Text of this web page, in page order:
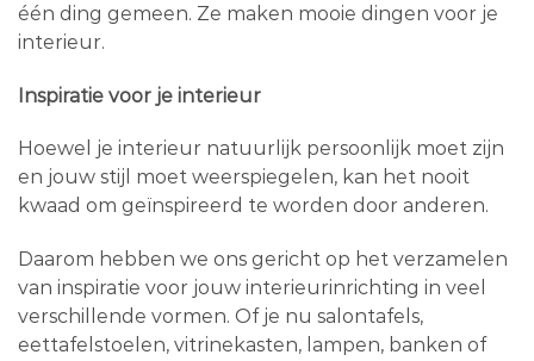
één ding gemeen. Ze maken mooie dingen voor je
interieur.
Inspiratie voor je interieur
Hoewel je interieur natuurlijk persoonlijk moet zijn
en jouw stijl moet weerspiegelen, kan het nooit
kwaad om geïnspireerd te worden door anderen.
Daarom hebben we ons gericht op het verzamelen
van inspiratie voor jouw interieurinrichting in veel
verschillende vormen. Of je nu salontafels,
eettafelstoelen, vitrinekasten, lampen, banken of